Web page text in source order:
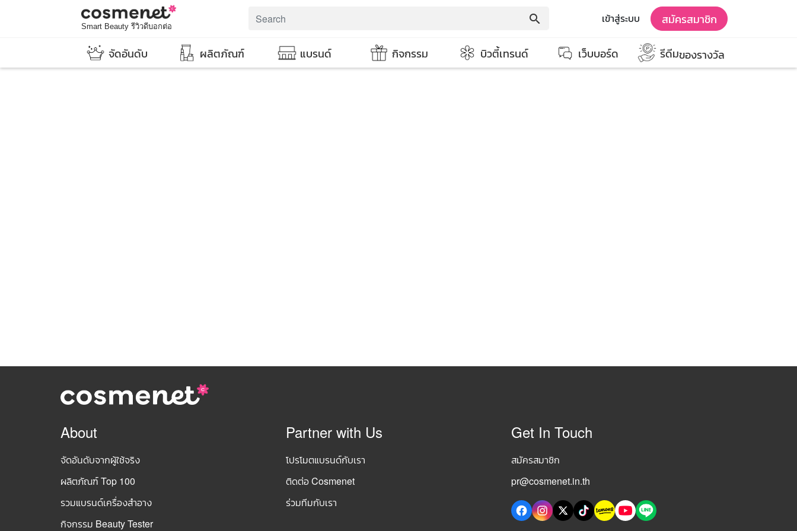
Smart Beauty รีวิวดีบอกต่อ
search เข้าสู่ระบบ สมัครสมาชิก
จัดอันดับ ผลิตภัณฑ์ แบรนด์ กิจกรรม บิวตี้เทรนด์ เว็บบอร์ด รีดีมของรางวัล
About
จัดอันดับจากผู้ใช้จริง
ผลิตภัณฑ์ Top 100
รวมแบรนด์เครื่องสำอาง
กิจกรรม Beauty Tester
Partner with Us
โปรโมตแบรนด์กับเรา
ติดต่อ Cosmenet
ร่วมทีมกับเรา
Get In Touch
สมัครสมาชิก
pr@cosmenet.in.th